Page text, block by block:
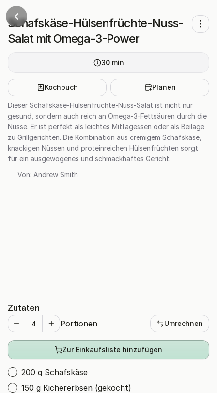
Schafskäse-Hülsenfrüchte-Nuss-
Salat mit Omega-3-Power
30 min
Kochbuch Planen
Dieser Schafskäse-Hülsenfrüchte-Nuss-Salat ist nicht nur
gesund, sondern auch reich an Omega-3-Fettsäuren durch die
Nüsse. Er ist perfekt als leichtes Mittagessen oder als Beilage
zu Grillgerichten. Die Kombination aus cremigem Schafskäse,
knackigen Nüssen und proteinreichen Hülsenfrüchten sorgt
für ein ausgewogenes und schmackhaftes Gericht.
Von: Andrew Smith
Zutaten
Portionen Umrechnen
Zur Einkaufsliste hinzufügen
200 g Schafskäse
150 g Kichererbsen (gekocht)